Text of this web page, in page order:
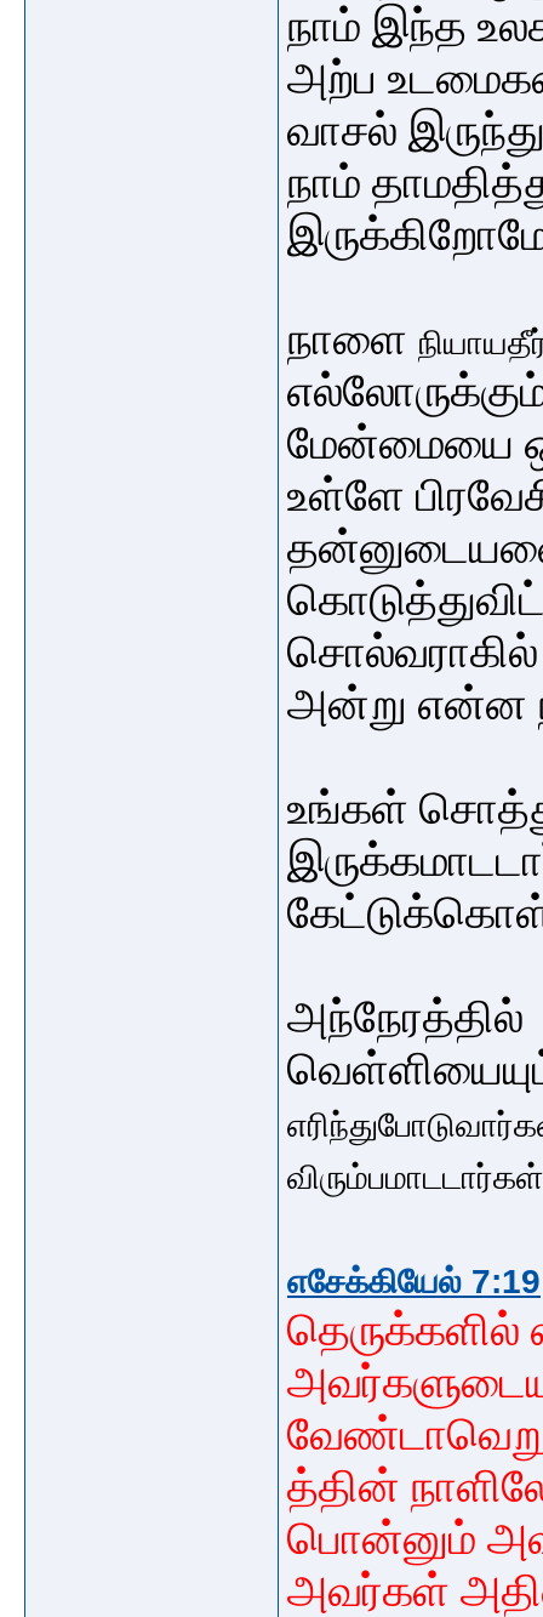
நாம் இந்த
அற்ப
வாசல்
நாம்
நாளை
மேன்மையை
உள்ளே
அன்று என்ன
உங்கள்
விரும்பமாடடார்கள்
எசேக்கியேல் 7:19
தெருக்களில்
த்தின்
பொன்னும்
அவர்கள்